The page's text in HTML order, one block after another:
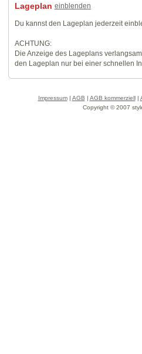
Lageplan einblenden
Du kannst den Lageplan jederzeit
ACHTUNG:
Die Anzeige des Lageplans
den Lageplan nur bei einer schnellen
Impressum| AGB | AGB kommerziell|
Copyright © 2007